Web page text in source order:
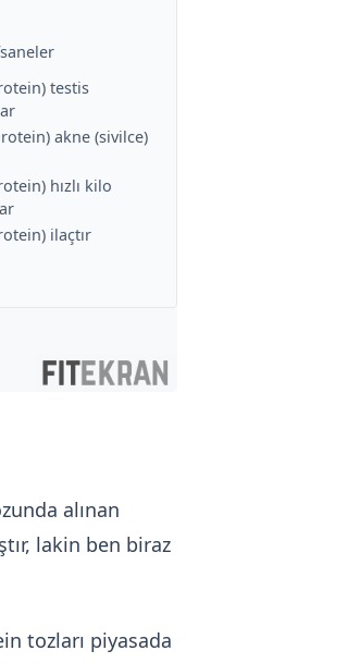
testis
akne (sivilce)
hızlı kilo
ilaçtır
alınan
lakin ben biraz
tozları piyasada